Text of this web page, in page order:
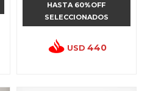
HASTA 60%OFF
SELECCIONADOS
USD 440